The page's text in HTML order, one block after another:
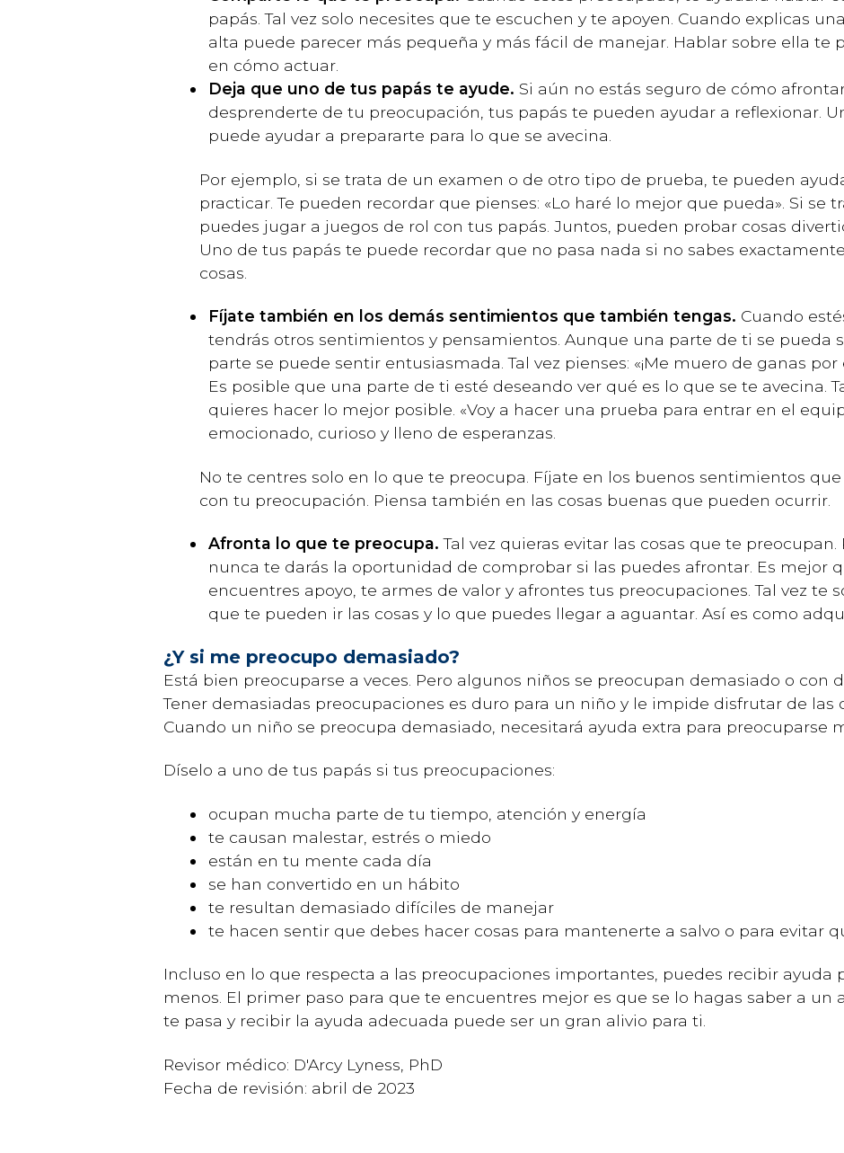
papás. Tal vez solo necesites que te escuchen y te apoyen. Cuando explicas
alta puede parecer más pequeña y más fácil de manejar. Hablar sobre ella te
en cómo actuar.
Deja que uno de tus papás te ayude. Si aún no estás seguro de cómo
desprenderte de tu preocupación, tus papás te pueden ayudar a reflexionar.
puede ayudar a prepararte para lo que se avecina.
Por ejemplo, si se trata de un examen o de otro tipo de prueba, te pueden
practicar. Te pueden recordar que pienses: «Lo haré lo mejor que pueda». Si se
puedes jugar a juegos de rol con tus papás. Juntos, pueden probar cosas
Uno de tus papás te puede recordar que no pasa nada si no sabes
cosas.
Fíjate también en los demás sentimientos que también tengas. Cuando
tendrás otros sentimientos y pensamientos. Aunque una parte de ti se pueda
parte se puede sentir entusiasmada. Tal vez pienses: «¡Me muero de ganas por
Es posible que una parte de ti esté deseando ver qué es lo que se te avecina.
quieres hacer lo mejor posible. «Voy a hacer una prueba para entrar en el
emocionado, curioso y lleno de esperanzas.
No te centres solo en lo que te preocupa. Fíjate en los buenos sentimientos
con tu preocupación. Piensa también en las cosas buenas que pueden ocurrir.
Afronta lo que te preocupa.Tal vez quieras evitar las cosas que te preocupan.
nunca te darás la oportunidad de comprobar si las puedes afrontar. Es mejor
encuentres apoyo, te armes de valor y afrontes tus preocupaciones. Tal vez te
que te pueden ir las cosas y lo que puedes llegar a aguantar. Así es como
¿Y si me preocupo demasiado?
Está bien preocuparse a veces. Pero algunos niños se preocupan demasiado o con
Tener demasiadas preocupaciones es duro para un niño y le impide disfrutar de las
Cuando un niño se preocupa demasiado, necesitará ayuda extra para preocuparse
Díselo a uno de tus papás si tus preocupaciones:
ocupan mucha parte de tu tiempo, atención y energía
te causan malestar, estrés o miedo
están en tu mente cada día
se han convertido en un hábito
te resultan demasiado difíciles de manejar
te hacen sentir que debes hacer cosas para mantenerte a salvo o para evitar
Incluso en lo que respecta a las preocupaciones importantes, puedes recibir ayuda
menos. El primer paso para que te encuentres mejor es que se lo hagas saber a un
te pasa y recibir la ayuda adecuada puede ser un gran alivio para ti.
Revisor médico: D'Arcy Lyness, PhD
Fecha de revisión: abril de 2023